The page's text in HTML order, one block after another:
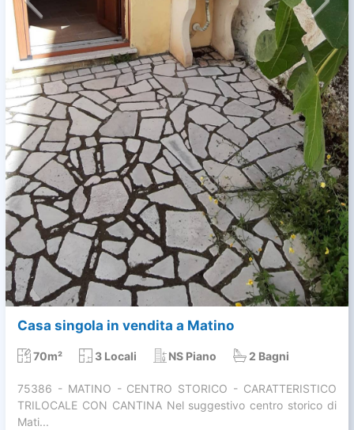
Casa singola in vendita a Matino
70m² 3 Locali NS Piano 2 Bagni
75386 - MATINO - CENTRO STORICO - CARATTERISTICO
TRILOCALE CON CANTINA Nel suggestivo centro storico di
Mati...